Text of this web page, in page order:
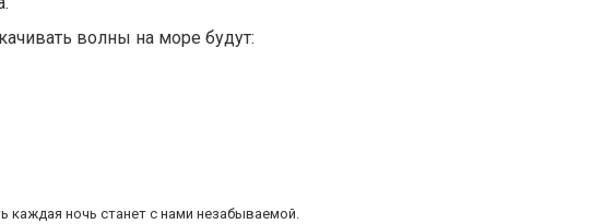
волны на море будут:
каждая ночь станет с нами незабываемой.